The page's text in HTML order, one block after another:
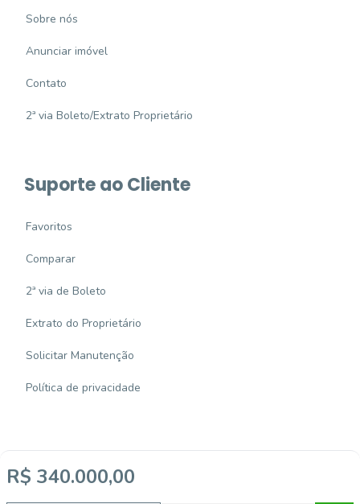
R$ 340.000,00
Sobre nós
Anunciar imóvel
Contato
2ª via Boleto/Extrato Proprietário
Suporte ao Cliente
Favoritos
Comparar
2ª via de Boleto
Extrato do Proprietário
Solicitar Manutenção
Política de privacidade
Imobiliária Certificada: